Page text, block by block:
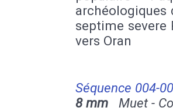
archéologiques
septime severe
vers Oran
Séquence 004-
8 mm Muet -